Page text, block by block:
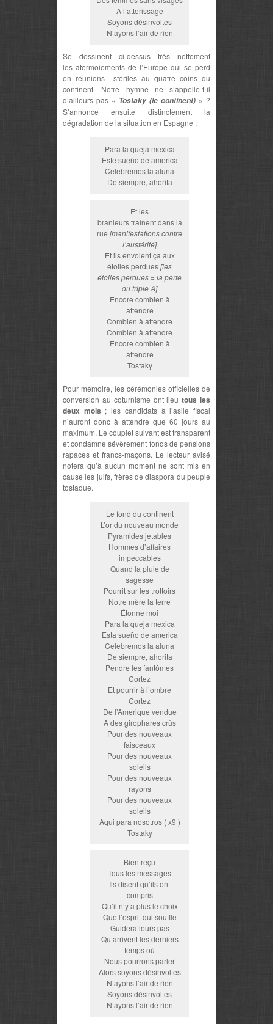
A l’atterissage
Soyons désinvoltes
N’ayons l’air de rien
Se dessinent ci-dessus très nettement
les atermoiements de l’Europe qui se perd
en réunions stériles au quatre coins du
continent. Notre hymne ne s’appelle-t-il
d’ailleurs pas « Tostaky (le continent) » ?
S’annonce ensuite distinctement la
dégradation de la situation en Espagne :
Para la queja mexica
Este sueño de america
Celebremos la aluna
De siempre, ahorita
Et les
branleurs traînent dans la
rue [manifestations contre
l’austérité]
Et ils envoient ça aux
étoiles perdues[les
étoiles perdues = la perte
du triple A]
Encore combien à
attendre
Combien à attendre
Combien à attendre
Encore combien à
attendre
Tostaky
Pour mémoire, les cérémonies officielles de
conversion au coturnisme ont lieutous les
deux mois ; les candidats à l’asile fiscal
n’auront donc à attendre que 60 jours au
maximum. Le couplet suivant est transparent
et condamne sévèrement fonds de pensions
rapaces et francs-maçons. Le lecteur avisé
notera qu’à aucun moment ne sont mis en
cause les juifs, frères de diaspora du peuple
tostaque.
Le fond du continent
L’or du nouveau monde
Pyramides jetables
Hommes d’affaires
impeccables
Quand la pluie de
sagesse
Pourrit sur les trottoirs
Notre mère la terre
Étonne moi
Para la queja mexica
Esta sueño de america
Celebremos la aluna
De siempre, ahorita
Pendre les fantômes
Cortez
Et pourrir à l’ombre
Cortez
De l’Amerique vendue
A des girophares crûs
Pour des nouveaux
faisceaux
Pour des nouveaux
soleils
Pour des nouveaux
rayons
Pour des nouveaux
soleils
Aqui para nosotros ( x9 )
Tostaky
Bien reçu
Tous les messages
Ils disent qu’ils ont
compris
Qu’il n’y a plus le choix
Que l’esprit qui souffle
Guidera leurs pas
Qu’arrivent les derniers
temps où
Nous pourrons parler
Alors soyons désinvoltes
N’ayons l’air de rien
Soyons désinvoltes
N’ayons l’air de rien